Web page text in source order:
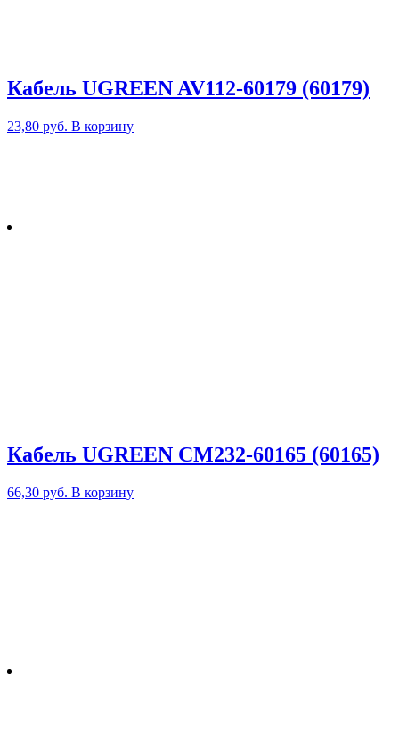
Кабель UGREEN AV112-60179 (60179)
23,80 руб. В корзину
Кабель UGREEN CM232-60165 (60165)
66,30 руб. В корзину